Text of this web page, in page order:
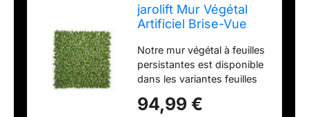
jarolift Mur Végétal
Artificiel Brise-Vue
Clôture de Jardin,
Convient également
aux Murs Intérieurs,
avec Treillis, Feuilles
de Gardénia, 200 x
Notre mur végétal à feuilles
persistantes est disponible
dans les variantes feuilles
fleurs (vert, blanc et brun)
94,99 €